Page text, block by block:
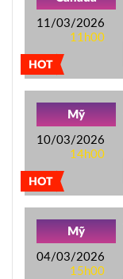
HOT
11/03/2026
11h00
HOT
Mỹ
10/03/2026
14h00
Mỹ
04/03/2026
15h00